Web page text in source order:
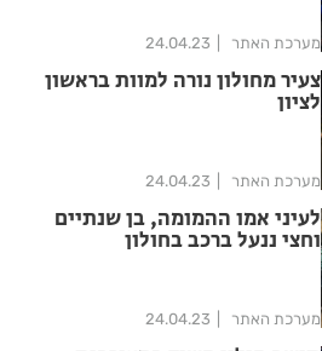
מערכת האתר 24.04.23
צעיר מחולון נורה למוות בראשון
לציון
מערכת האתר 24.04.23
לעיני אמו ההמומה, בן שנתיים
וחצי ננעל ברכב בחולון
מערכת האתר 24.04.23